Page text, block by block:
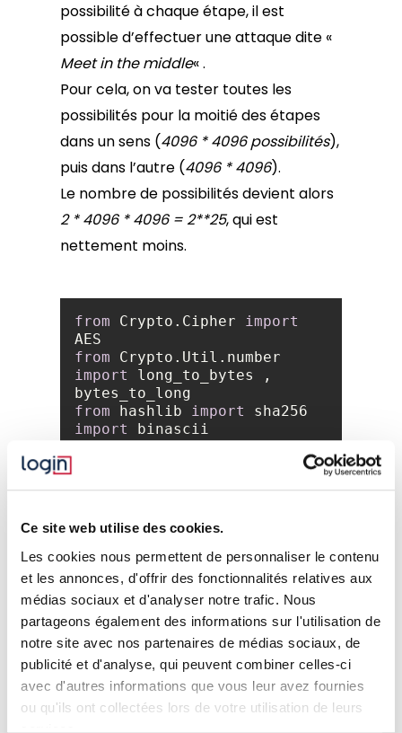
Ce site web utilise des cookies.
Les cookies nous permettent de personnaliser le contenu
et les annonces, d'offrir des fonctionnalités relatives aux
médias sociaux et d'analyser notre trafic. Nous
partageons également des informations sur l'utilisation de
notre site avec nos partenaires de médias sociaux, de
publicité et d'analyse, qui peuvent combiner celles-ci
avec d'autres informations que vous leur avez fournies
ou qu'ils ont collectées lors de votre utilisation de leurs
possibilité à chaque étape, il est
possible d’effectuer une attaque dite «
Meet in the middle« .
Pour cela, on va tester toutes les
possibilités pour la moitié des étapes
dans un sens (4096 * 4096 possibilités),
puis dans l’autre (4096 * 4096).
Le nombre de possibilités devient alors
2 * 4096 * 4096 = 2**25, qui est
nettement moins.
from Crypto.Cipher import
from
import
long_to_bytes ,
from hashlib import
import
'iloveGH!iloveGH!'
possibilities = ""
for i in range(4096
):
s1 =
for j in range(4096
s2 =
possibilities += "%s %d
%d\n"
%(s2.hex(),i,j)
open('possibilities.txt','w'
)